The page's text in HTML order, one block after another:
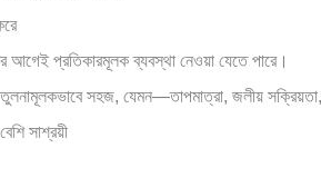
আগেই প্রতিকারমূলক ব্যবস্থা নেওয়া যেতে পারে।
তুলনামূলকভাবে সহজ, যেমন—তাপমাত্রা, জলীয়
সাশ্রয়ী